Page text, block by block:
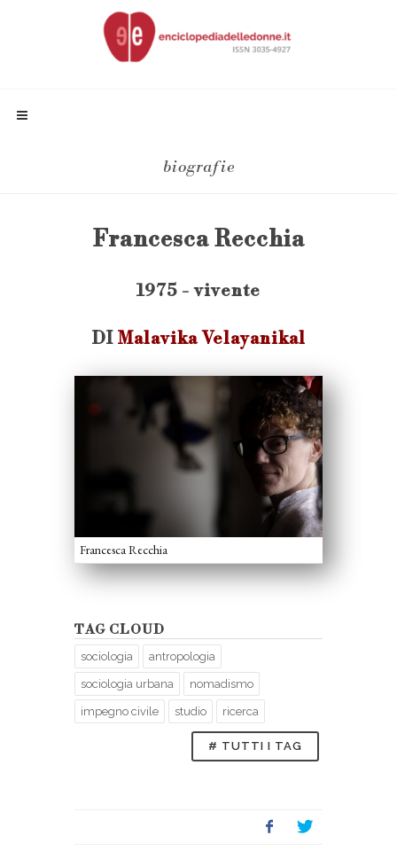
biografie
Francesca Recchia
1975 - vivente
DI Malavika Velayanikal
Francesca Recchia
TAG CLOUD
sociologia antropologia
sociologia urbana nomadismo
impegno civile studio ricerca
# TUTTI I TAG